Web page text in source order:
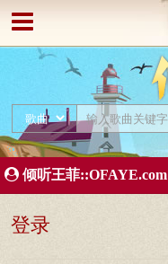
倾听王菲::OFAYE.com
登录